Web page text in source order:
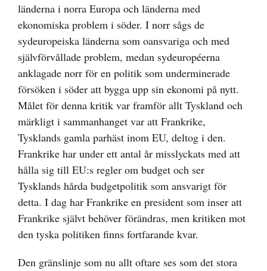
länderna i norra Europa och länderna med
ekonomiska problem i söder. I norr sågs de
sydeuropeiska länderna som oansvariga och med
självförvållade problem, medan sydeuropéerna
anklagade norr för en politik som underminerade
försöken i söder att bygga upp sin ekonomi på nytt.
Målet för denna kritik var framför allt Tyskland och
märkligt i sammanhanget var att Frankrike,
Tysklands gamla parhäst inom EU, deltog i den.
Frankrike har under ett antal år misslyckats med att
hålla sig till EU:s regler om budget och ser
Tysklands hårda budgetpolitik som ansvarigt för
detta. I dag har Frankrike en president som inser att
Frankrike självt behöver förändras, men kritiken mot
den tyska politiken finns fortfarande kvar.
Den gränslinje som nu allt oftare ses som det stora